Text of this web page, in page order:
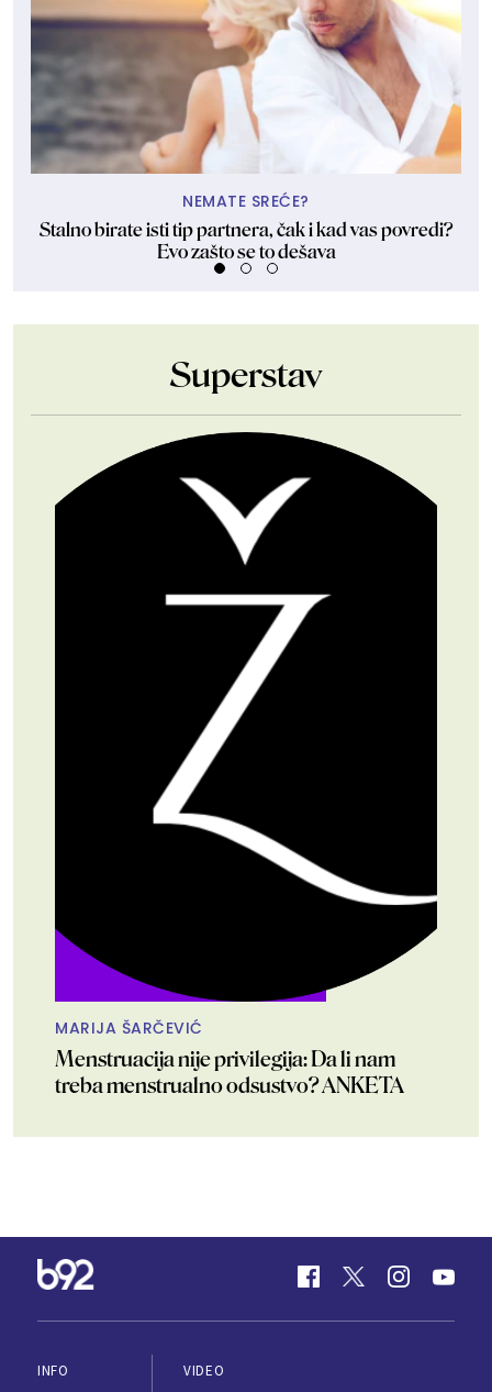
NEMATE SREĆE?
Stalno birate isti tip partnera, čak i kad vas povredi?
Evo zašto se to dešava
Superstav
MARIJA ŠARČEVIĆ
Menstruacija nije privilegija: Da li nam
treba menstrualno odsustvo? ANKETA
INFO
VIDEO